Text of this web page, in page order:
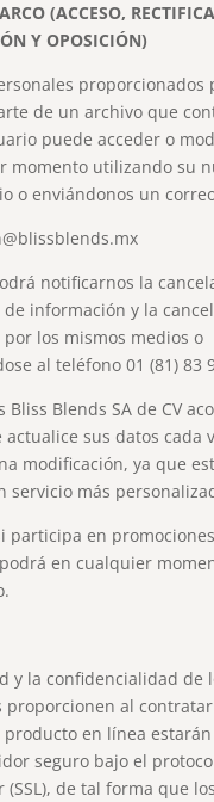
(ACCESO,
Y OPOSICIÓN)
proporcionados
de un archivo que
puede acceder o
momento utilizando su
o enviándonos un
notificarnos la
información y la
los mismos medios o
al teléfono 01 (81) 83
Bliss Blends SA de CV
sus datos cada
modificación, ya que
servicio más
participa en
en cualquier
y la confidencialidad de
proporcionen al
en línea
seguro bajo el
(SSL), de tal forma que